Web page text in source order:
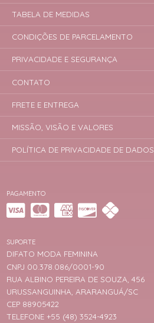
PAGAMENTO
SUPORTE
DIFATO MODA FEMININA
CNPJ 00.378.086/0001-90
RUA ALBINO PEREIRA DE SOUZA, 456
URUSSANGUINHA, ARARANGUÁ/SC
CEP 88905422
TELEFONE +55 (48) 3524-4923
TABELA DE MEDIDAS
CONDIÇÕES DE PARCELAMENTO
PRIVACIDADE E SEGURANÇA
CONTATO
FRETE E ENTREGA
MISSÃO, VISÃO E VALORES
POLÍTICA DE PRIVACIDADE DE DADOS